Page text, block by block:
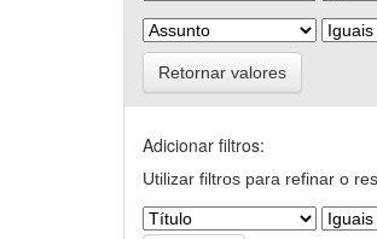
Retornar valores
Adicionar filtros:
Utilizar filtros para refinar o